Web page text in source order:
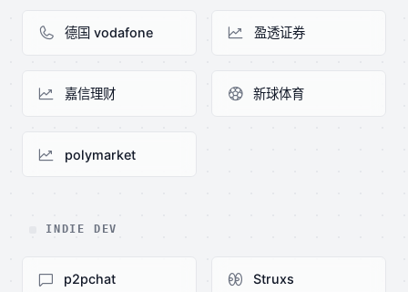
德国 vodafone 盈透证券
嘉信理财 新球体育
polymarket
INDIE DEV
p2pchat Struxs